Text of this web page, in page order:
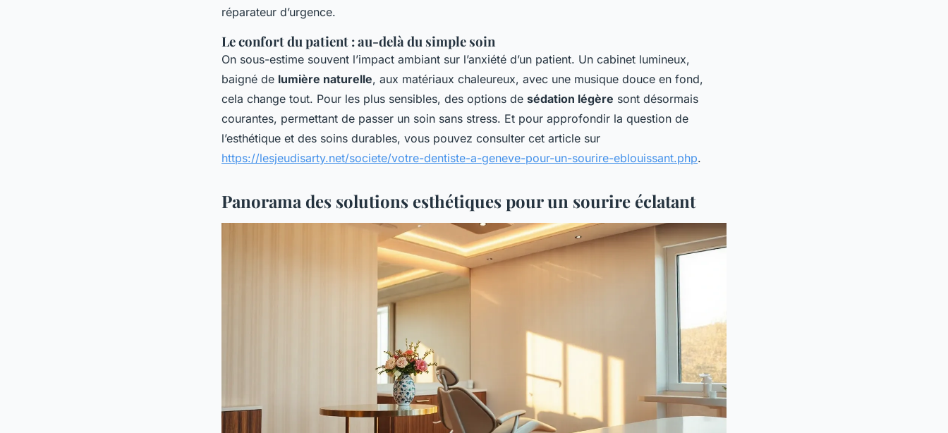
réparateur d’urgence.
Le confort du patient : au-delà du simple soin
On sous-estime souvent l’impact ambiant sur l’anxiété d’un patient. Un cabinet lumineux,
baigné de lumière naturelle, aux matériaux chaleureux, avec une musique douce en fond,
cela change tout. Pour les plus sensibles, des options de sédation légère sont désormais
courantes, permettant de passer un soin sans stress. Et pour approfondir la question de
l’esthétique et des soins durables, vous pouvez consulter cet article sur
https://lesjeudisarty.net/societe/votre-dentiste-a-geneve-pour-un-sourire-eblouissant.php.
Panorama des solutions esthétiques pour un sourire éclatant